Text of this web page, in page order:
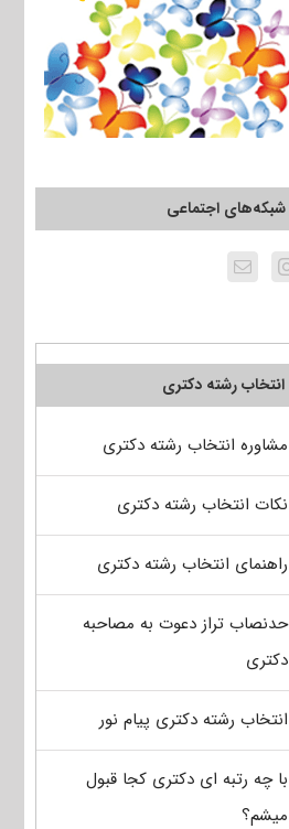
شبکه‌های اجتماعی
انتخاب رشته دکتری
مشاوره انتخاب رشته دکتری
نکات انتخاب رشته دکتری
راهنمای انتخاب رشته دکتری
حدنصاب تراز دعوت به مصاحبه
دکتری
انتخاب رشته دکتری پیام نور
با چه رتبه ای دکتری کجا قبول
میشم؟